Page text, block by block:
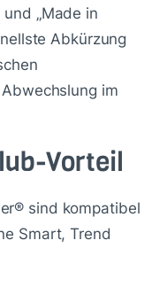
„Made in
Abkürzung
im
Vorteil
sind kompatibel
Smart, Trend